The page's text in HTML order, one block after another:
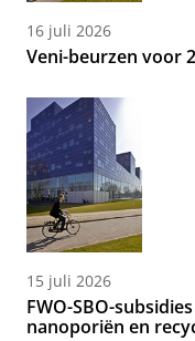
16 juli 2026
Veni-beurzen voor
15 juli 2026
FWO-SBO-
nanoporiën en